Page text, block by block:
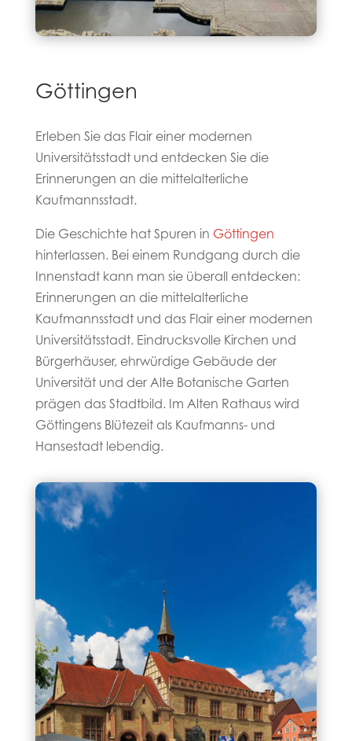
Göttingen
Erleben Sie das Flair einer modernen
Universitätsstadt und entdecken Sie die
Erinnerungen an die mittelalterliche
Kaufmannsstadt.
Die Geschichte hat Spuren in Göttingen
hinterlassen. Bei einem Rundgang durch die
Innenstadt kann man sie überall entdecken:
Erinnerungen an die mittelalterliche
Kaufmannsstadt und das Flair einer modernen
Universitätsstadt. Eindrucksvolle Kirchen und
Bürgerhäuser, ehrwürdige Gebäude der
Universität und der Alte Botanische Garten
prägen das Stadtbild. Im Alten Rathaus wird
Göttingens Blütezeit als Kaufmanns- und
Hansestadt lebendig.